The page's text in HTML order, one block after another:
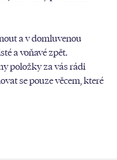
a v domluvenou
a voňavé zpět.
položky za vás rádi
se pouze věcem, které